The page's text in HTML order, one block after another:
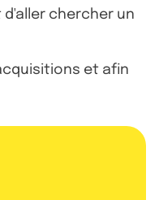
chercher un
et afin